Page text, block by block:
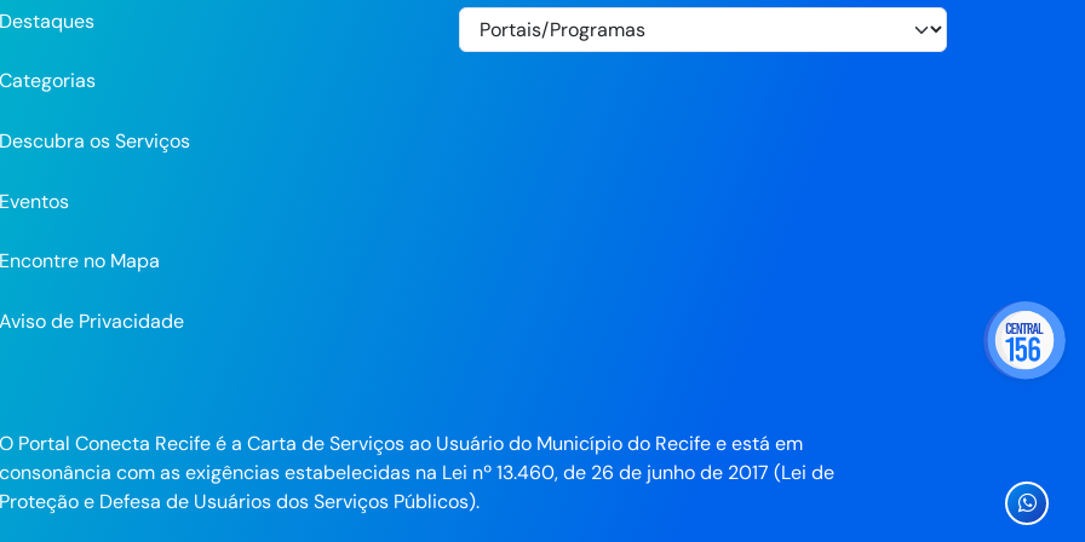
Ícone
Destaques
Categorias
Descubra os Serviços
Eventos
Encontre no Mapa
Aviso de Privacidade
O Portal Conecta Recife é a Carta de Serviços ao Usuário do Município do Recife e está em
consonância com as exigências estabelecidas na Lei nº 13.460, de 26 de junho de 2017 (Lei de
Proteção e Defesa de Usuários dos Serviços Públicos).